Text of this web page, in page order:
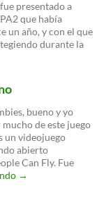
presentado a
que había
un año, y con el que
durante la
bueno y yo
de este juego
un videojuego
abierto
Can Fly. Fue
‘Fortnite’
→